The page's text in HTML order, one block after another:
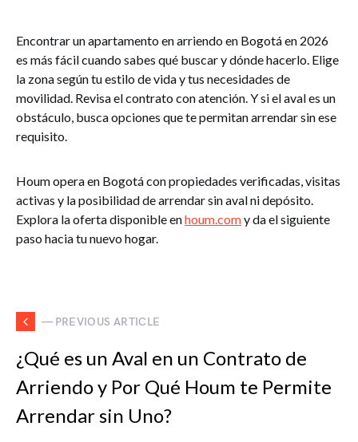
Encontrar un apartamento en arriendo en Bogotá en 2026
es más fácil cuando sabes qué buscar y dónde hacerlo. Elige
la zona según tu estilo de vida y tus necesidades de
movilidad. Revisa el contrato con atención. Y si el aval es un
obstáculo, busca opciones que te permitan arrendar sin ese
requisito.
Houm opera en Bogotá con propiedades verificadas, visitas
activas y la posibilidad de arrendar sin aval ni depósito.
Explora la oferta disponible enhoum.comy da el siguiente
paso hacia tu nuevo hogar.
— PREVIOUS ARTICLE
¿Qué es un Aval en un Contrato de
Arriendo y Por Qué Houm te Permite
Arrendar sin Uno?